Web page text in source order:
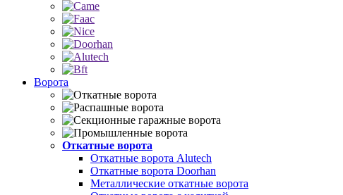
Ворота
Откатные ворота
Откатные ворота Alutech
Откатные ворота Doorhan
Металлические откатные ворота